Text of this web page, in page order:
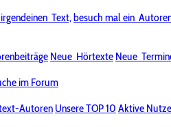
Text,besuch mal ein
Neue Hörtexte Neue
im Forum
Autoren Unsere TOP 10 Aktive